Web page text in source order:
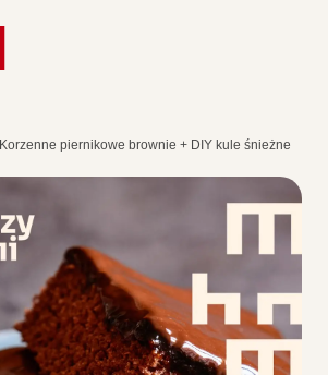
Korzenne piernikowe brownie + DIY kule śnieżne